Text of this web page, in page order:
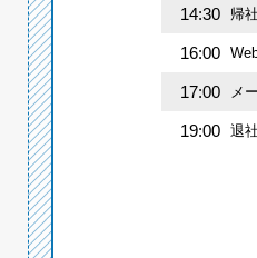
14:30 帰
16:00
17:00 メ
19:00 退社